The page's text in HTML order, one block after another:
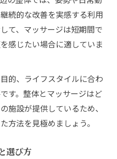
続的な改善を実感する利用
て、マッサージは短期間で
感じたい場合に適していま
的、ライフスタイルに合わ
す。整体とマッサージはど
施設が提供しているため、
方法を見極めましょう。
選び方